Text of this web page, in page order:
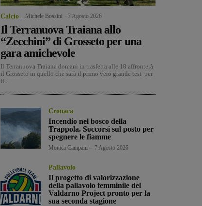
Calcio Michele Bossini 7 Agosto 2026
Il Terranuova Traiana allo
“Zecchini” di Grosseto per una
gara amichevole
Il Terranuova Traiana domani in trasferta alle 18 affronterà
il Grosseto in quello che sarà il primo vero grande test per
ii...
Cronaca
Incendio nel bosco della
Trappola. Soccorsi sul posto per
spegnere le fiamme
Monica Campani 7 Agosto 2026
Pallavolo
Il progetto di valorizzazione
della pallavolo femminile del
Valdarno Project pronto per la
sua seconda stagione